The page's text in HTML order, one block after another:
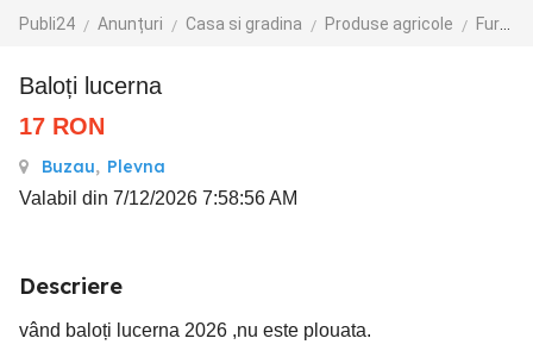
Publi24 Anunțuri Casa si gradina Produse agricole Furaje si nutreturi
Baloți lucerna
17 RON
Buzau, Plevna
Valabil din 7/12/2026 7:58:56 AM
Descriere
vând baloți lucerna 2026 ,nu este plouata.